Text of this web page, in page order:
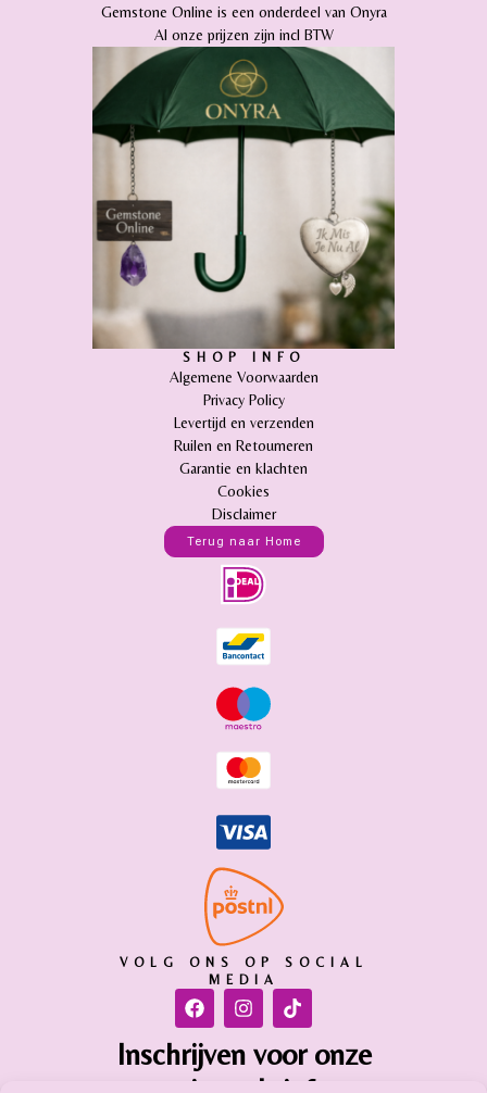
Gemstone Online is een onderdeel van Onyra
Al onze prijzen zijn incl BTW
SHOP INFO
Algemene Voorwaarden
Privacy Policy
Levertijd en verzenden
Ruilen en Retourneren
Garantie en klachten
Cookies
Disclaimer
Terug naar Home
VOLG ONS OP SOCIAL
MEDIA
Inschrijven voor onze